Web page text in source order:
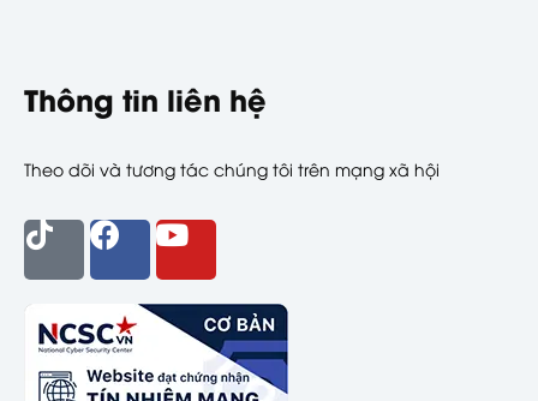
Thông tin liên hệ
Theo dõi và tương tác chúng tôi trên mạng xã hội